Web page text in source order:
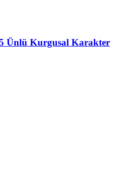
Ünlü Kurgusal Karakter